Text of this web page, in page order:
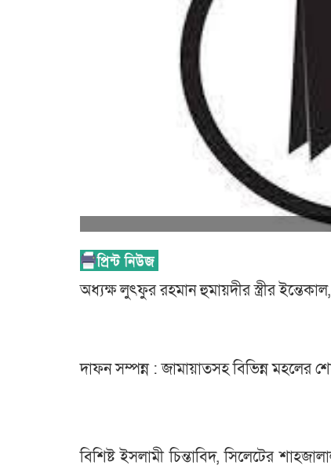
অধ্যক্ষ লুৎফুর রহমান হুমায়দীর স্ত্রীর ইন্তেকাল,
দাফন সম্পন্ন : জামায়াতসহ বিভিন্ন মহলের
বিশিষ্ট ইসলামী চিন্তাবিদ, সিলেটের